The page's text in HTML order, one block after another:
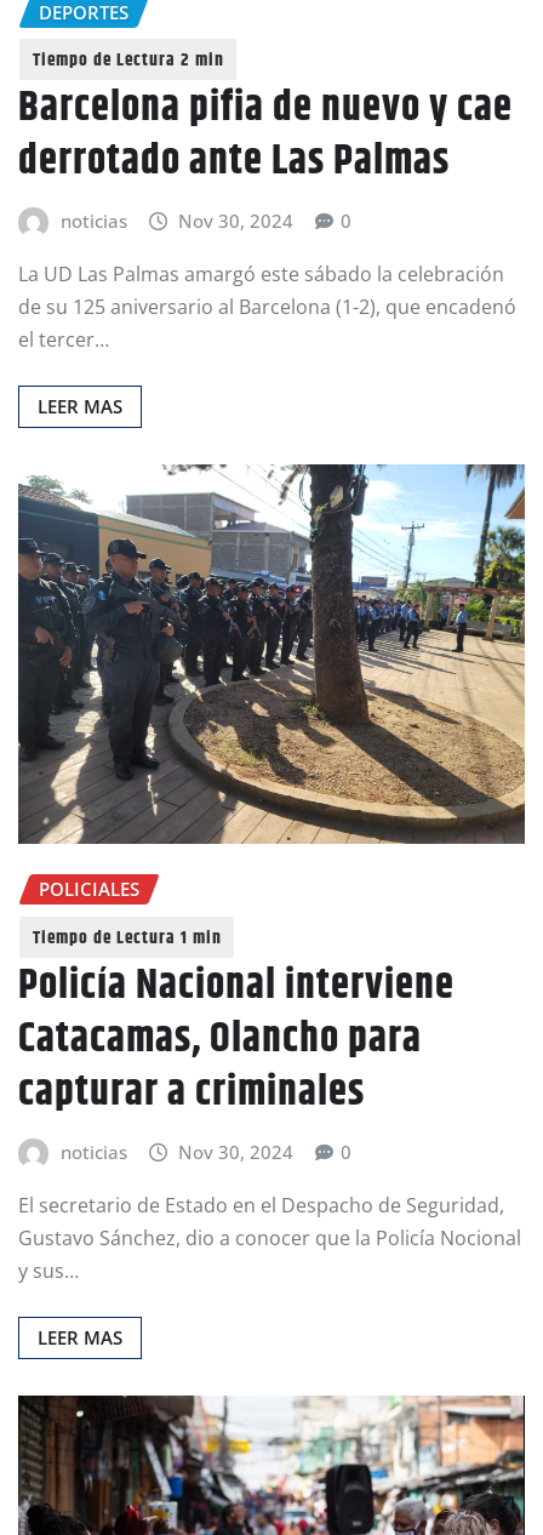
DEPORTES
Barcelona pifia de nuevo y cae
derrotado ante Las Palmas
noticias Nov 30, 2024 0
La UD Las Palmas amargó este sábado la celebración
de su 125 aniversario al Barcelona (1-2), que encadenó
el tercer…
LEER MAS
POLICIALES
Policía Nacional interviene
Catacamas, Olancho para
capturar a criminales
noticias Nov 30, 2024 0
El secretario de Estado en el Despacho de Seguridad,
Gustavo Sánchez, dio a conocer que la Policía Nocional
y sus…
LEER MAS